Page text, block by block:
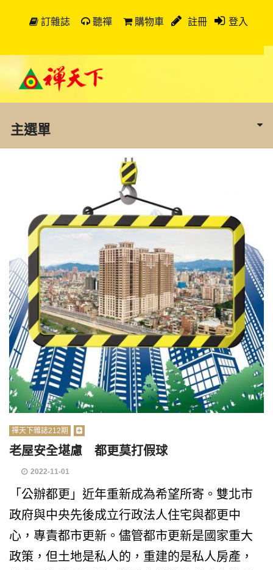
訂雜誌 聽禪 購物車 註冊 登入
主選單
禪天下雜誌212期
老屋安全堪慮 都更莫打假球
2022-11-01
「公辦都更」近年重新成為希望所寄。雙北市
政府與中央先後成立行政法人住宅與都更中
心，專責都市更新。儘管都市更新是國家重大
政策，但土地是私人的，重建的是私人房產，